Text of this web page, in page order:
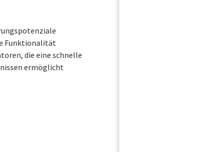
Funktionalität
die eine schnelle
ermöglicht